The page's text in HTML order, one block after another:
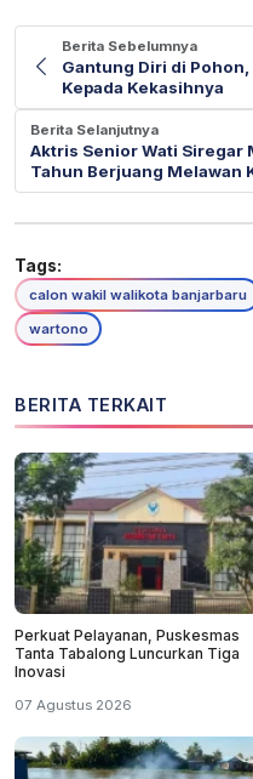
Berita Sebelumnya
Gantung Diri di
Kepada Kekasihnya
Berita Selanjutnya
Aktris Senior Wati Siregar
Tahun Berjuang Melawan
Tags:
calon wakil walikota banjarbaru
wartono
BERITA TERKAIT
Perkuat Pelayanan, Puskesmas
Tanta Tabalong Luncurkan Tiga
Inovasi
07 Agustus 2026